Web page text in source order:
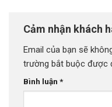
Cảm nhận khách
Email của bạn sẽ
trường bắt buộc được
Bình luận *